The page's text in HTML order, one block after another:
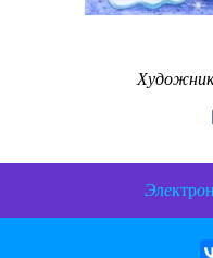
Электро